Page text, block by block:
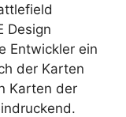
Design
Entwickler ein
der Karten
Karten der